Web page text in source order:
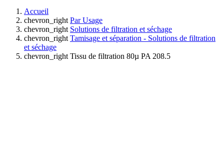
Accueil
chevron_right Par Usage
chevron_right Solutions de filtration et séchage
chevron_right Tamisage et séparation - Solutions de filtration
et séchage
chevron_right Tissu de filtration 80µ PA 208.5